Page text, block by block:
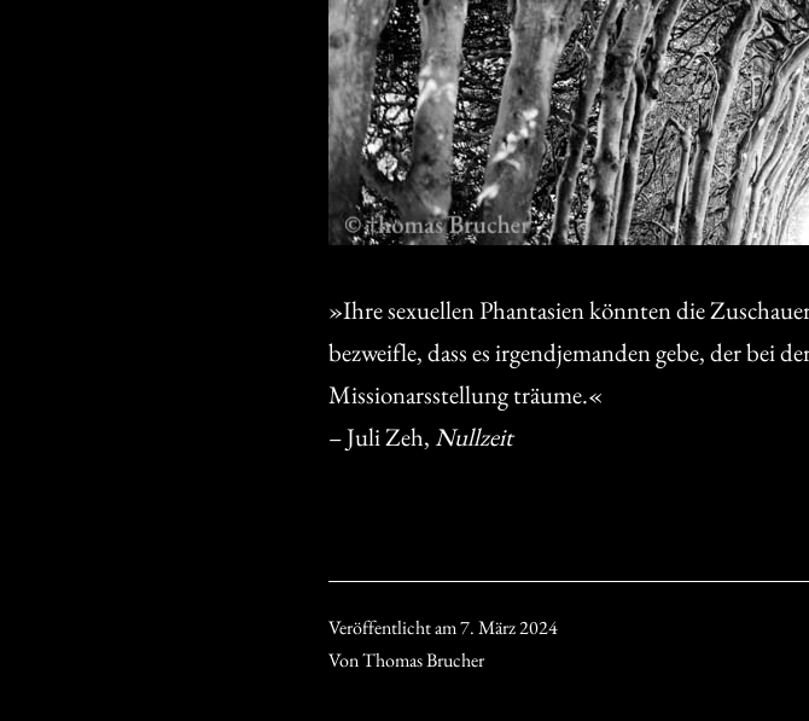
»Ihre sexuellen Phantasien könnten die
bezweifle, dass es irgendjemanden gebe, der bei
Missionarsstellung träume.«
– Juli Zeh, Nullzeit
Veröffentlicht am7. März 2024
VonThomas Brucher